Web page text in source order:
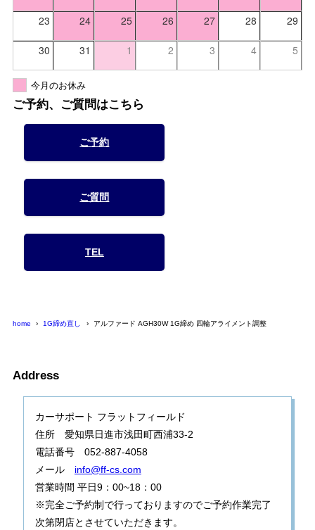
23 24 25 26 27 28 29
30 31 1 2 3 4 5
今月のお休み
ご予約、ご質問はこちら
ご予約
ご質問
TEL
home 1G締め直し アルファード AGH30W 1G締め 四輪アライメント調整
Address
カーサポート フラットフィールド
住所 愛知県日進市浅田町西浦33-2
電話番号 052-887-4058
メール info@ff-cs.com
営業時間 平日9：00~18：00
※完全ご予約制で行っておりますのでご予約作業完了
次第閉店とさせていただきます。